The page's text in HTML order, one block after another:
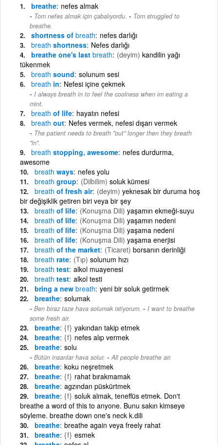
breathe nefes almak
Tom nefes almak için çabalıyordu. - Tom struggled to
breathe.
shortness of breath nefes darlığı
breath shortness Nefes darlığı
breathe one's last breath (deyim) kandilin yağı
tükenmek
breath sound solunum sesi
breath in Nefesi içine çekmek
I always breath in to feel the coolness when im eating a
mint.
breath of life hayatın nefesi
breath out Nefes vermek, nefesi dışarı vermek
The patient needs to breath "out" longer then they breath
"in".
breath stopping, awesome nefes durdurma,
awesome
breath ways nefes yolu
breath group (Dilbilim) soluk kümesi
breath of fresh air (deyim) yeknesak bir duruma hoş
bir değişiklik getiren biri veya bir şey
breath of life (Konuşma Dili) yaşamın ekmeği-suyu
breath of life (Konuşma Dili) yaşamın nedeni
breath of life (Konuşma Dili) yaşama nedeni
breath of life (Konuşma Dili) yaşama enerjisi
breath of the market (Ticaret) borsanın derinliği
breath rate (Tıp) solunum hızı
breath test alkol muayenesi
breath test alkol testi
bring a new breath yeni bir soluk getirmek
breathe solumak
Ben biraz taze hava solumak istiyorum. - I want to breathe
some fresh air.
breathe {f} yakından takip etmek
breathe {f} nefes alıp vermek
breathe solu
Bütün insanlar hava solur. - All people breathe air.
breathe koku neşretmek
breathe {f} rahat bırakmamak
breathe agzından püskürtmek
breathe {f} soluk almak, teneffüs etmek. Don't
breathe a word of this to anyone. Bunu sakın kimseye
söyleme. breathe down one's neck k.dili
breathe breathe again veya freely rahat
breathe {f} esmek